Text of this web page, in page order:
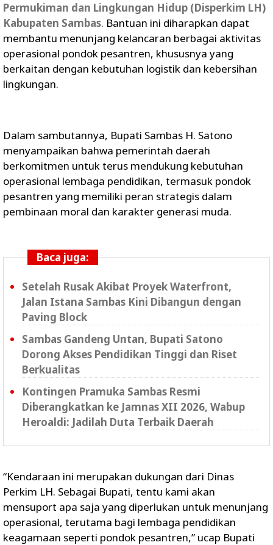
Permukiman dan Lingkungan Hidup (Disperkim LH)
Kabupaten Sambas. Bantuan ini diharapkan dapat
membantu menunjang kelancaran berbagai aktivitas
operasional pondok pesantren, khususnya yang
berkaitan dengan kebutuhan logistik dan kebersihan
lingkungan.
Dalam sambutannya, Bupati Sambas H. Satono
menyampaikan bahwa pemerintah daerah
berkomitmen untuk terus mendukung kebutuhan
operasional lembaga pendidikan, termasuk pondok
pesantren yang memiliki peran strategis dalam
pembinaan moral dan karakter generasi muda.
Baca juga:
Setelah Rusak Akibat Proyek Waterfront,
Jalan Istana Sambas Kini Dibangun dengan
Paving Block
Sambas Gandeng Untan, Bupati Satono
Dorong Akses Pendidikan Tinggi dan Riset
Berkualitas
Kontingen Pramuka Sambas Resmi
Diberangkatkan ke Jamnas XII 2026, Wabup
Heroaldi: Jadilah Duta Terbaik Daerah
“Kendaraan ini merupakan dukungan dari Dinas
Perkim LH. Sebagai Bupati, tentu kami akan
mensuport apa saja yang diperlukan untuk menunjang
operasional, terutama bagi lembaga pendidikan
keagamaan seperti pondok pesantren,” ucap Bupati